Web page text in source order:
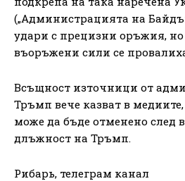
(„Администрацията на
удари с прецизни оръжия,
въоръжени сили се
Всъщност източници от
Тръмп вече казват в
може да бъде отменено след
длъжност на Тръмп.
Рибарь, телеграм канал